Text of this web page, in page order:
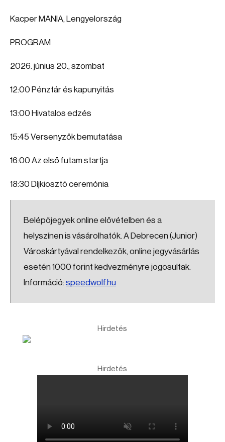
Kacper MANIA, Lengyelország
PROGRAM
2026. június 20., szombat
12:00 Pénztár és kapunyitás
13:00 Hivatalos edzés
15:45 Versenyzők bemutatása
16:00 Az első futam startja
18:30 Díjkiosztó ceremónia
Belépőjegyek online elővételben és a
helyszínen is vásárolhatók. A Debrecen (Junior)
Városkártyával rendelkezők, online jegyvásárlás
esetén 1000 forint kedvezményre jogosultak.
Információ: speedwolf.hu
Hirdetés
Hirdetés